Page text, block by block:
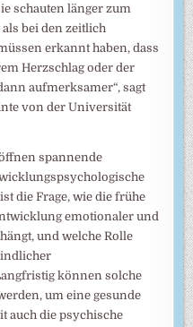
schauten länger zum
bei den zeitlich
erkannt haben, dass
Herzschlag oder der
aufmerksamer“, sagt
von der Universität
spannende
die Frage, wie die frühe
emotionaler und
und welche Rolle
können solche
um eine gesunde
auch die psychische